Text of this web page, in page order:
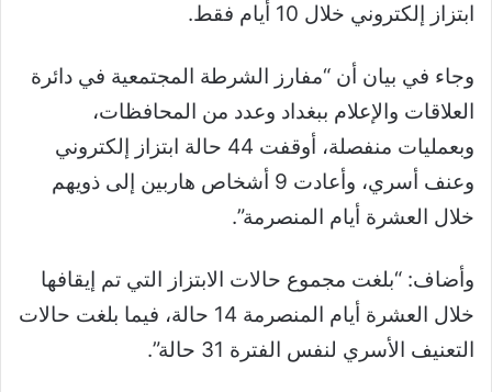
ابتزاز إلكتروني خلال 10 أيام فقط.
وجاء في بيان أن “مفارز الشرطة المجتمعية في دائرة
العلاقات والإعلام ببغداد وعدد من المحافظات،
وبعمليات منفصلة، أوقفت 44 حالة ابتزاز إلكتروني
وعنف أسري، وأعادت 9 أشخاص هاربين إلى ذويهم
خلال العشرة أيام المنصرمة”.
وأضاف: “بلغت مجموع حالات الابتزاز التي تم إيقافها
خلال العشرة أيام المنصرمة 14 حالة، فيما بلغت حالات
التعنيف الأسري لنفس الفترة 31 حالة”.